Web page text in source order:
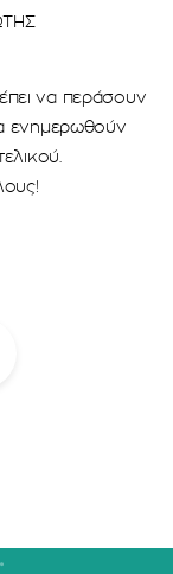
να περάσουν
ενημερωθούν